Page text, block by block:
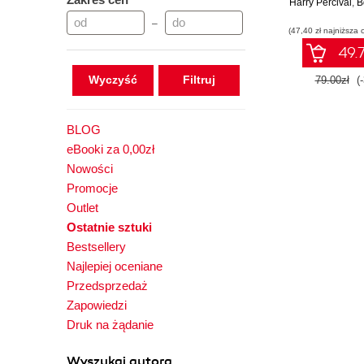
–
Wyczyść
BLOG
eBooki za 0,00zł
Nowości
Promocje
Outlet
Ostatnie sztuki
Bestsellery
Najlepiej oceniane
Przedsprzedaż
Zapowiedzi
Druk na żądanie
Harry Percival ,
(47,40 zł najniższa
79.00zł